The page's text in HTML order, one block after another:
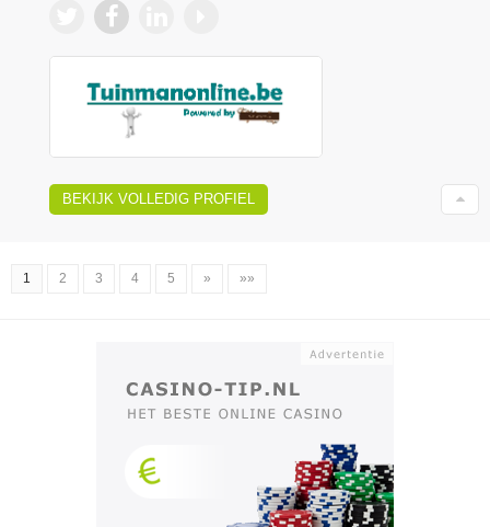
BEKIJK VOLLEDIG PROFIEL
1 2 3 4 5 » »»